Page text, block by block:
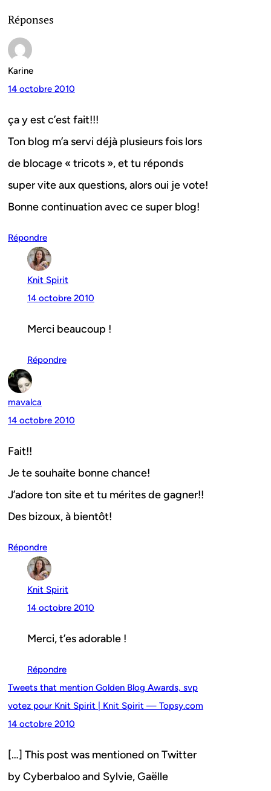
Réponses
Karine
14 octobre 2010
ça y est c’est fait!!!
Ton blog m’a servi déjà plusieurs fois lors
de blocage « tricots », et tu réponds
super vite aux questions, alors oui je vote!
Bonne continuation avec ce super blog!
Répondre
Knit Spirit
14 octobre 2010
Merci beaucoup !
Répondre
mavalca
14 octobre 2010
Fait!!
Je te souhaite bonne chance!
J’adore ton site et tu mérites de gagner!!
Des bizoux, à bientôt!
Répondre
Knit Spirit
14 octobre 2010
Merci, t’es adorable !
Répondre
Tweets that mention Golden Blog Awards, svp
votez pour Knit Spirit | Knit Spirit — Topsy.com
14 octobre 2010
[…] This post was mentioned on Twitter
by Cyberbaloo and Sylvie, Gaëlle